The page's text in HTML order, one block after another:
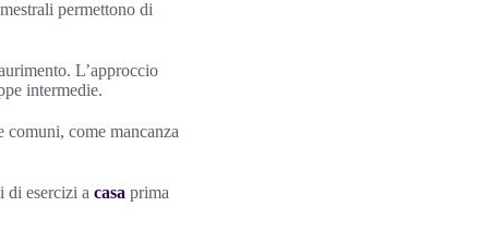
permettono di
L’approccio
intermedie.
comuni, come mancanza
di esercizi a casa prima